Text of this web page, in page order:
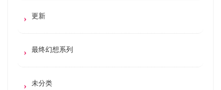
更新
最终幻想系列
未分类